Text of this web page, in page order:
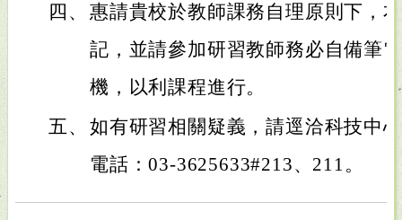
四、 惠請貴校於教師課務自理原則下，
記，並請參加研習教師務必自備筆
機，以利課程進行。
五、 如有研習相關疑義，請逕洽科技中
電話：03-3625633#213、211。